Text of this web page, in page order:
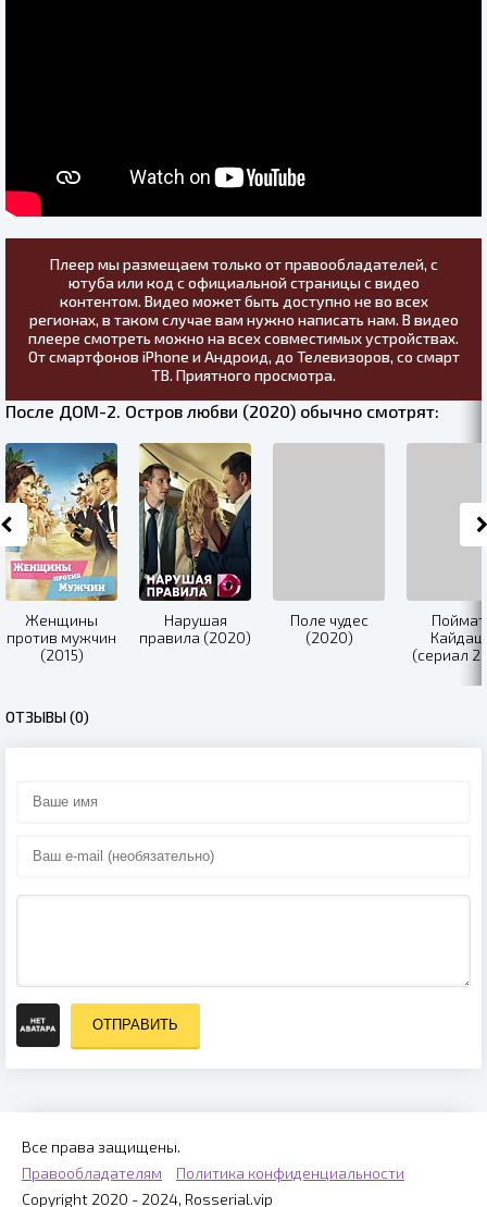
Плеер мы размещаем только от правообладателей, с
ютуба или код с официальной страницы с видео
контентом. Видео может быть доступно не во всех
регионах, в таком случае вам нужно написать нам. В видео
плеере смотреть можно на всех совместимых устройствах.
От смартфонов iPhone и Андроид, до Телевизоров, со смарт
ТВ. Приятного просмотра.
После ДОМ-2. Остров любви (2020) обычно смотрят:
Женщины
против мужчин
(2015)
Нарушая
правила (2020)
Поле чудес
(2020)
(сериал
ОТЗЫВЫ (0)
ОТПРАВИТЬ
Все права защищены.
Правообладателям
Политика конфиденциальности
Copyright 2020 - 2024, Rosserial.vip